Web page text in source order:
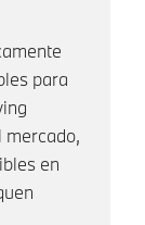
para
mercado,
en